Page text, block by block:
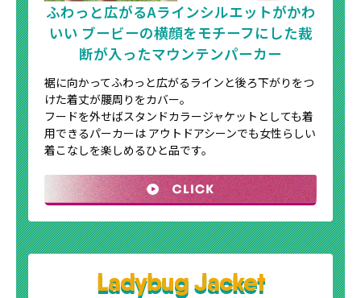
ふわっと広がるAラインシルエットがかわ
いい ブービーの横顔をモチーフにした裁
断が入ったマウンテンパーカー
裾に向かってふわっと広がるラインと後ろ下がりをつ
けた着丈が腰周りをカバー。
フードを外せばスタンドカラージャケットとしても着
用できるパーカーは アウトドアシーンでも女性らしい
着こなしを楽しめるひと品です。
Ladybug Jacket